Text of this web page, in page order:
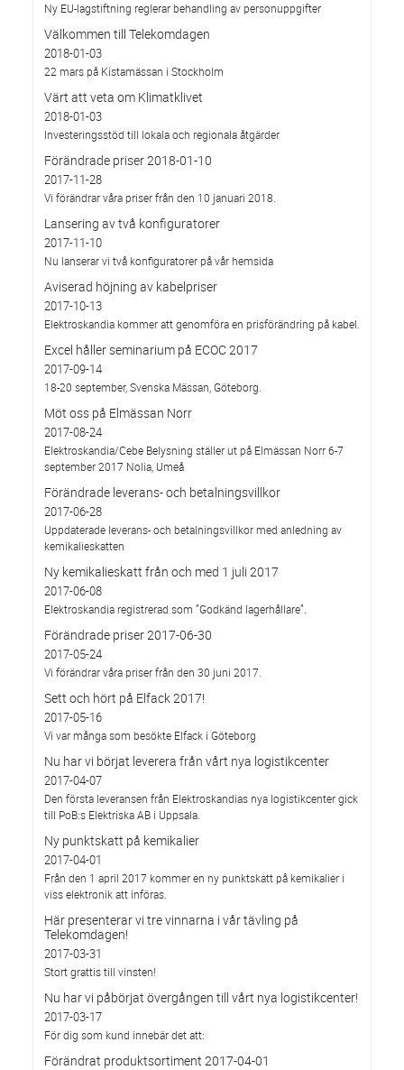
Ny EU-lagstiftning reglerar behandling av personuppgifter
Välkommen till Telekomdagen
2018-01-03
22 mars på Kistamässan i Stockholm
Värt att veta om Klimatklivet
2018-01-03
Investeringsstöd till lokala och regionala åtgärder
Förändrade priser 2018-01-10
2017-11-28
Vi förändrar våra priser från den 10 januari 2018.
Lansering av två konfiguratorer
2017-11-10
Nu lanserar vi två konfiguratorer på vår hemsida
Aviserad höjning av kabelpriser
2017-10-13
Elektroskandia kommer att genomföra en prisförändring på kabel.
Excel håller seminarium på ECOC 2017
2017-09-14
18-20 september, Svenska Mässan, Göteborg.
Möt oss på Elmässan Norr
2017-08-24
Elektroskandia/Cebe Belysning ställer ut på Elmässan Norr 6-7
september 2017 Nolia, Umeå
Förändrade leverans- och betalningsvillkor
2017-06-28
Uppdaterade leverans- och betalningsvillkor med anledning av
kemikalieskatten
Ny kemikalieskatt från och med 1 juli 2017
2017-06-08
Elektroskandia registrerad som ”Godkänd lagerhållare”.
Förändrade priser 2017-06-30
2017-05-24
Vi förändrar våra priser från den 30 juni 2017.
Sett och hört på Elfack 2017!
2017-05-16
Vi var många som besökte Elfack i Göteborg
Nu har vi börjat leverera från vårt nya logistikcenter
2017-04-07
Den första leveransen från Elektroskandias nya logistikcenter gick
till PoB:s Elektriska AB i Uppsala.
Ny punktskatt på kemikalier
2017-04-01
Från den 1 april 2017 kommer en ny punktskatt på kemikalier i
viss elektronik att införas.
Här presenterar vi tre vinnarna i vår tävling på
Telekomdagen!
2017-03-31
Stort grattis till vinsten!
Nu har vi påbörjat övergången till vårt nya logistikcenter!
2017-03-17
För dig som kund innebär det att:
Förändrat produktsortiment 2017-04-01